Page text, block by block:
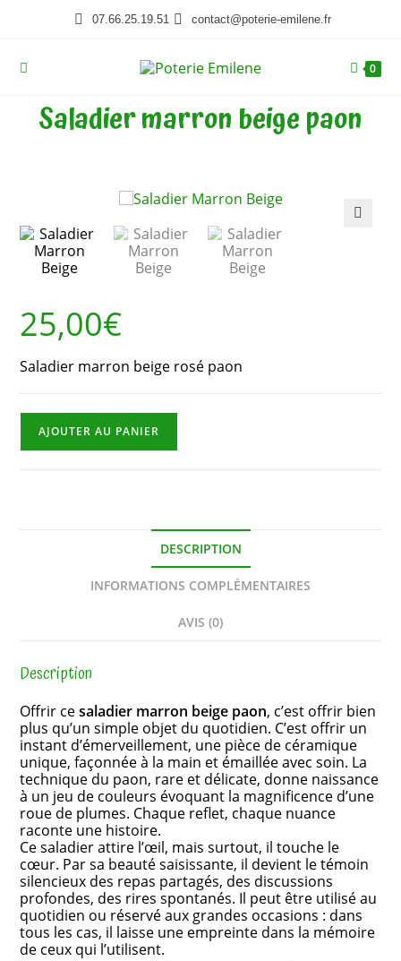
07.66.25.19.51 contact@poterie-emilene.fr
0
Saladier marron beige paon
25,00€
Saladier marron beige rosé paon
AJOUTER AU PANIER
DESCRIPTION
INFORMATIONS COMPLÉMENTAIRES
AVIS (0)
Description
Offrir cesaladier marron beige paon, c’est offrir bien
plus qu’un simple objet du quotidien. C’est offrir un
instant d’émerveillement, une pièce de céramique
unique, façonnée à la main et émaillée avec soin. La
technique du paon, rare et délicate, donne naissance
à un jeu de couleurs évoquant la magnificence d’une
roue de plumes. Chaque reflet, chaque nuance
raconte une histoire.
Ce saladier attire l’œil, mais surtout, il touche le
cœur. Par sa beauté saisissante, il devient le témoin
silencieux des repas partagés, des discussions
profondes, des rires spontanés. Il peut être utilisé au
quotidien ou réservé aux grandes occasions : dans
tous les cas, il laisse une empreinte dans la mémoire
de ceux qui l’utilisent.